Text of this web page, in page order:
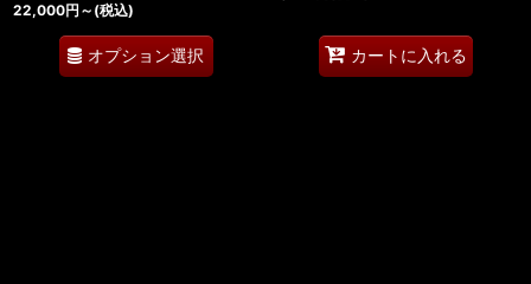
22,000円 ～ (税込)
オプション選択 カートに入れる